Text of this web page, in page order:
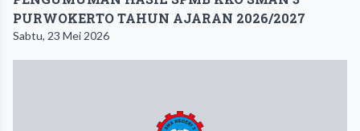
PURWOKERTO TAHUN AJARAN 2026/2027
Sabtu, 23 Mei 2026